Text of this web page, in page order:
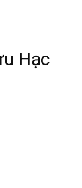
Hạc